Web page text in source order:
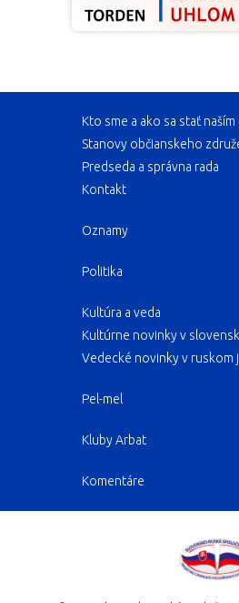
Kto sme a ako sa stať naším
Stanovy občianskeho
Predseda a správna rada
Kontakt
Oznamy
Politika
Kultúra a veda
Kultúrne novinky v
Vedecké novinky v ruskom
Pel-mel
Kluby Arbat
Komentáre